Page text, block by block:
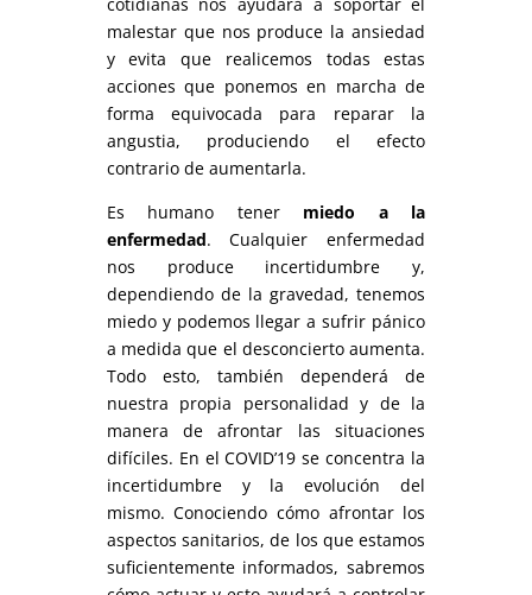
malestar que nos produce la ansiedad
y evita que realicemos todas estas
acciones que ponemos en marcha de
forma equivocada para reparar la
angustia, produciendo el efecto
contrario de aumentarla.
Es humano tener miedo a la
enfermedad. Cualquier enfermedad
nos produce incertidumbre y,
dependiendo de la gravedad, tenemos
miedo y podemos llegar a sufrir pánico
a medida que el desconcierto aumenta.
Todo esto, también dependerá de
nuestra propia personalidad y de la
manera de afrontar las situaciones
difíciles. En el COVID’19 se concentra la
incertidumbre y la evolución del
mismo. Conociendo cómo afrontar los
aspectos sanitarios, de los que estamos
suficientemente informados, sabremos